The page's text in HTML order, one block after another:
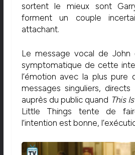
sortent le mieux sont
forment un couple
attachant.
Le message vocal de
symptomatique de cette
l’émotion avec la plus pure
messages singuliers,
auprès du public quand This
Little Things tente de
l’intention est bonne,